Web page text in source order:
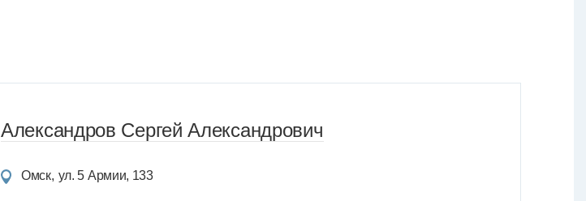
Александров Сергей Александрович
Омск ул. 5 Армии, 133